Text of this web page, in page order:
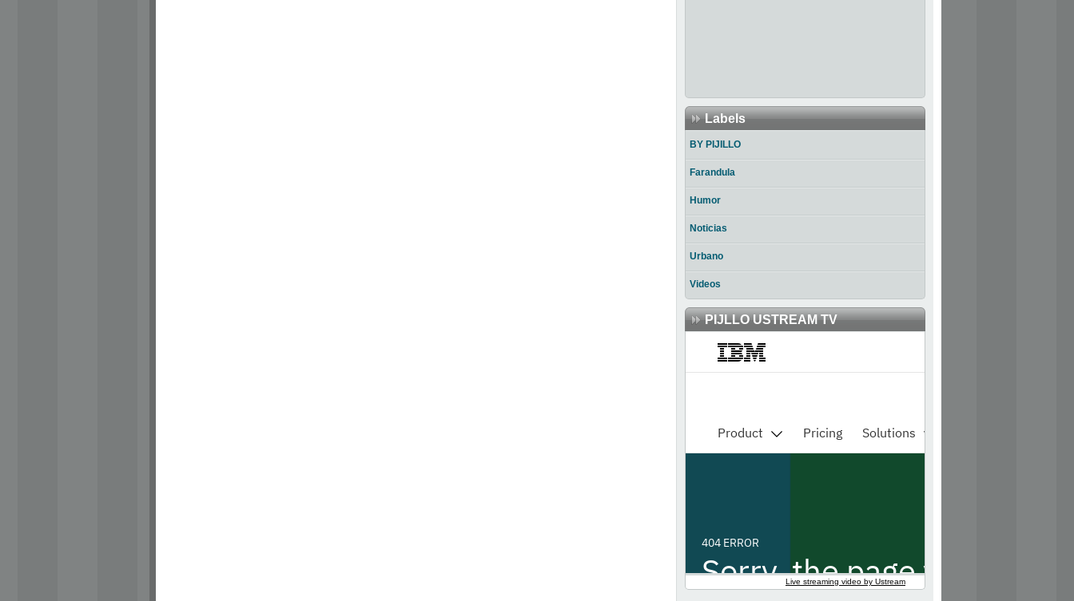
Labels
BY PIJILLO
Farandula
Humor
Noticias
Urbano
Videos
PIJLLO USTREAM TV
Live streaming video by Ustream